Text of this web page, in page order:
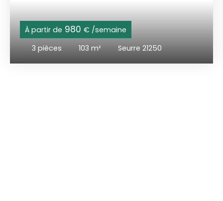
À partir de 980 € /semaine
3 pièces 103 m² Seurre 21250